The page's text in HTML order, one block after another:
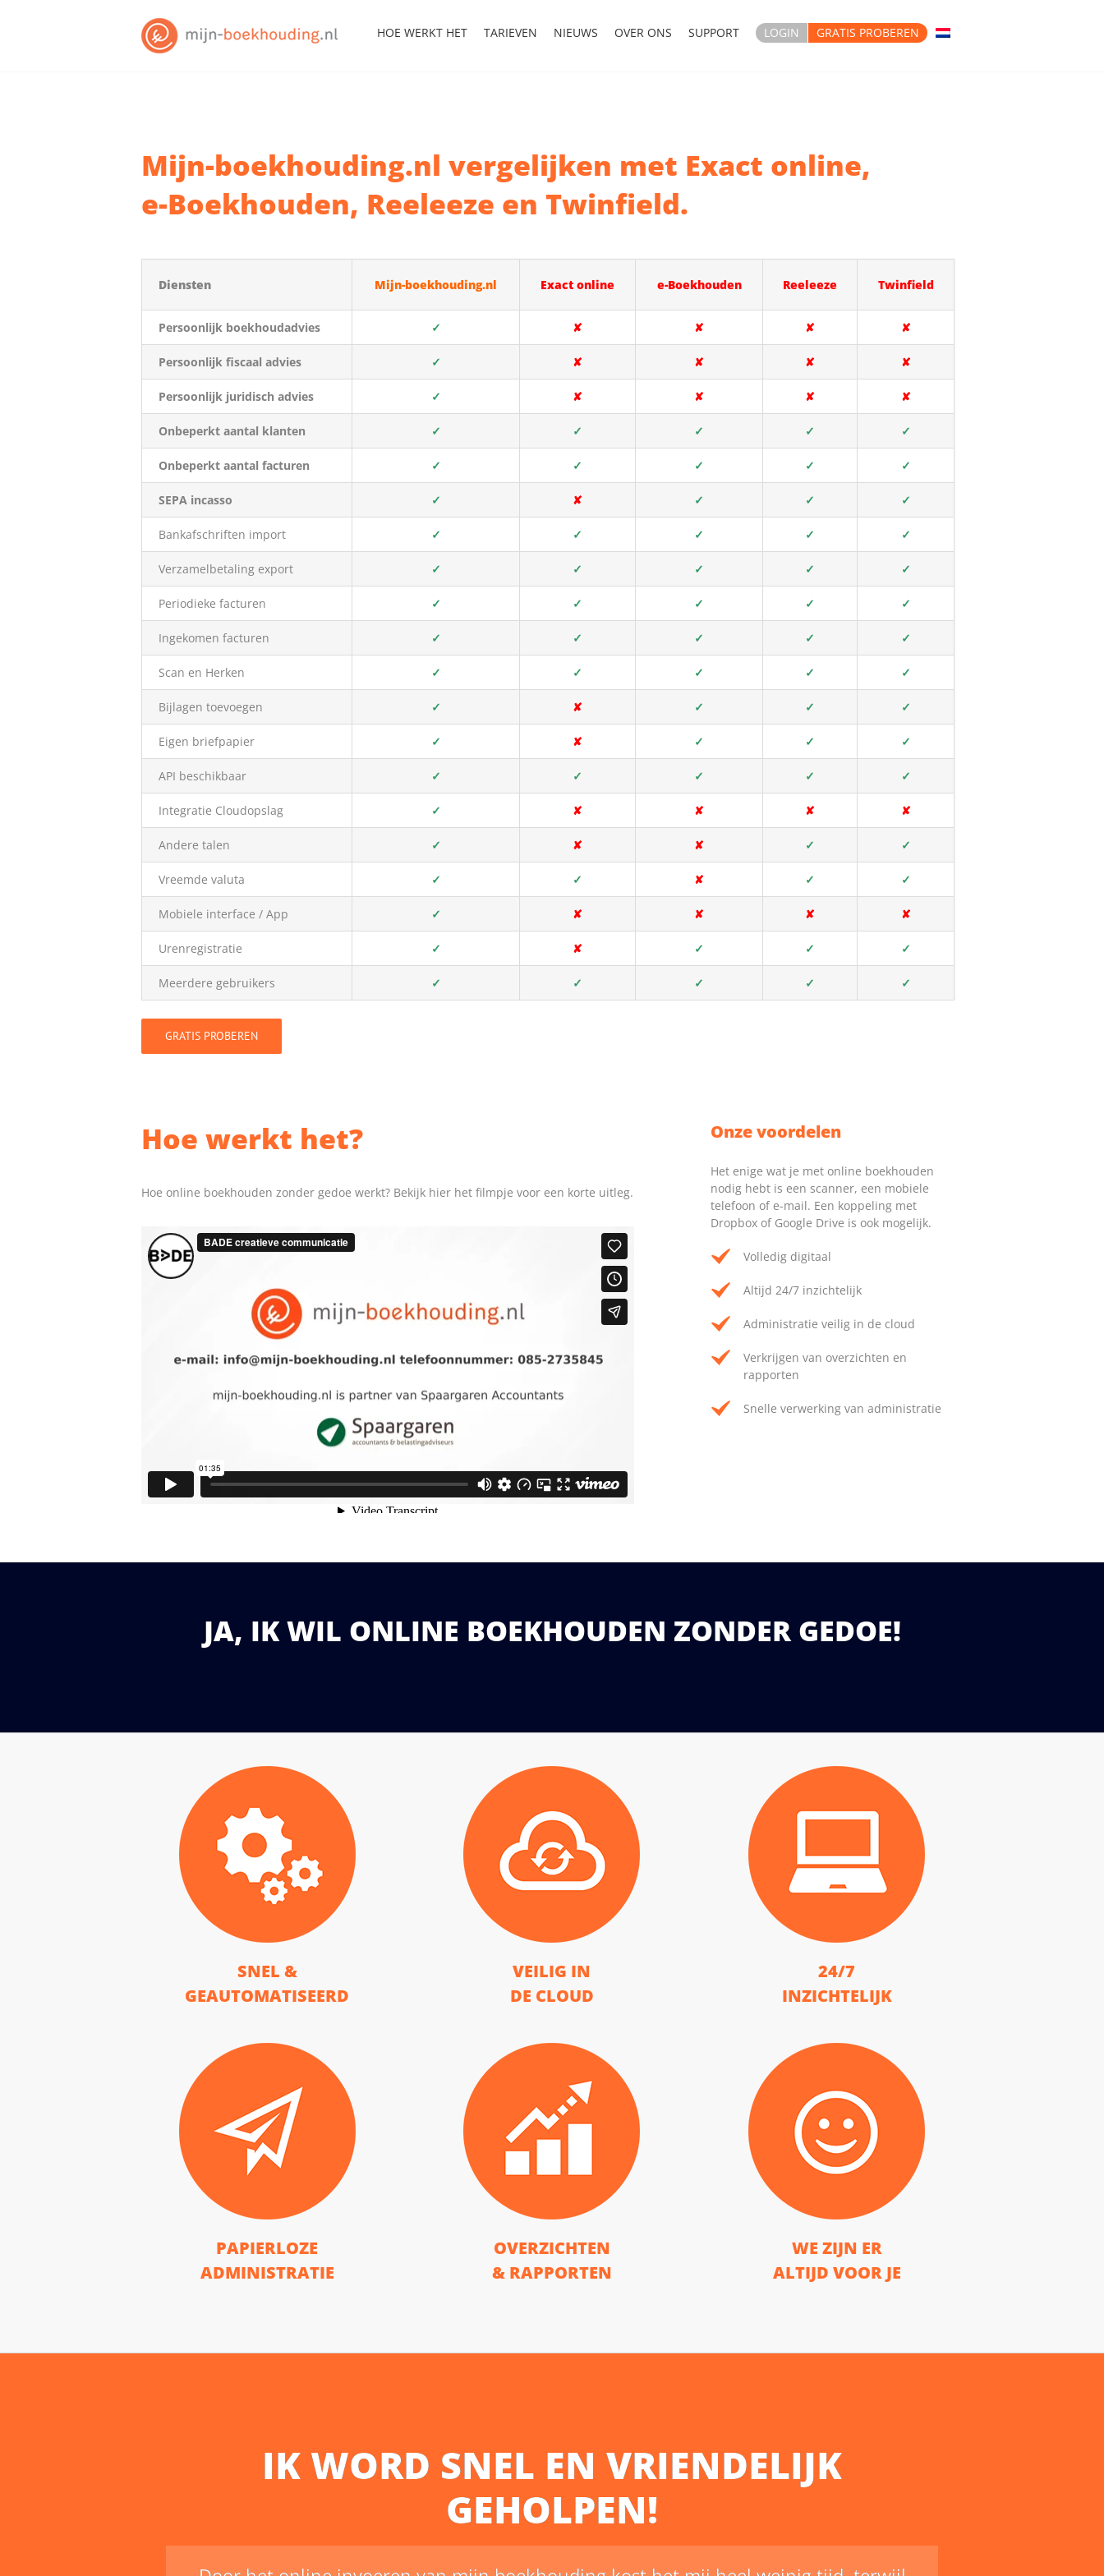
HOE WERKT HET TARIEVEN NIEUWS OVER ONS SUPPORT LOGIN GRATIS PROBEREN
Mijn-boekhouding.nl vergelijken met Exact online,
e-Boekhouden, Reeleeze en Twinfield.
Diensten Mijn-boekhouding.nl Exact online e-Boekhouden Reeleeze Twinfield
Persoonlijk boekhoudadvies ✓ ✘ ✘ ✘ ✘
Persoonlijk fiscaal advies ✓ ✘ ✘ ✘ ✘
Persoonlijk juridisch advies ✓ ✘ ✘ ✘ ✘
Onbeperkt aantal klanten ✓ ✓ ✓ ✓ ✓
Onbeperkt aantal facturen ✓ ✓ ✓ ✓ ✓
SEPA incasso ✓ ✘ ✓ ✓ ✓
Bankafschriften import ✓ ✓ ✓ ✓ ✓
Verzamelbetaling export ✓ ✓ ✓ ✓ ✓
Periodieke facturen ✓ ✓ ✓ ✓ ✓
Ingekomen facturen ✓ ✓ ✓ ✓ ✓
Scan en Herken ✓ ✓ ✓ ✓ ✓
Bijlagen toevoegen ✓ ✘ ✓ ✓ ✓
Eigen briefpapier ✓ ✘ ✓ ✓ ✓
API beschikbaar ✓ ✓ ✓ ✓ ✓
Integratie Cloudopslag ✓ ✘ ✘ ✘ ✘
Andere talen ✓ ✘ ✘ ✓ ✓
Vreemde valuta ✓ ✓ ✘ ✓ ✓
Mobiele interface / App ✓ ✘ ✘ ✘ ✘
Urenregistratie ✓ ✘ ✓ ✓ ✓
Meerdere gebruikers ✓ ✓ ✓ ✓ ✓
GRATIS PROBEREN
Hoe werkt het?
Hoe online boekhouden zonder gedoe werkt? Bekijk hier het filmpje voor een korte uitleg.
Onze voordelen
Het enige wat je met online boekhouden
nodig hebt is een scanner, een mobiele
telefoon of e-mail. Een koppeling met
Dropbox of Google Drive is ook mogelijk.
Volledig digitaal
Altijd 24/7 inzichtelijk
Administratie veilig in de cloud
Verkrijgen van overzichten en
rapporten
Snelle verwerking van administratie
JA, IK WIL ONLINE BOEKHOUDEN ZONDER GEDOE!
SNEL &
GEAUTOMATISEERD
VEILIG IN
DE CLOUD
24/7
INZICHTELIJK
PAPIERLOZE
ADMINISTRATIE
OVERZICHTEN
& RAPPORTEN
WE ZIJN ER
ALTIJD VOOR JE